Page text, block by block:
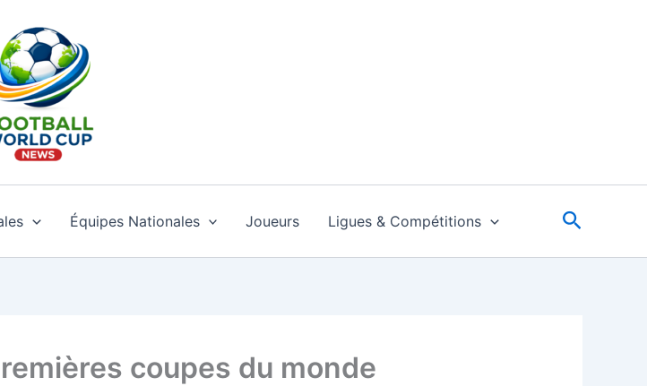
Équipes Nationales Joueurs Ligues & Compétitions
coupes du monde